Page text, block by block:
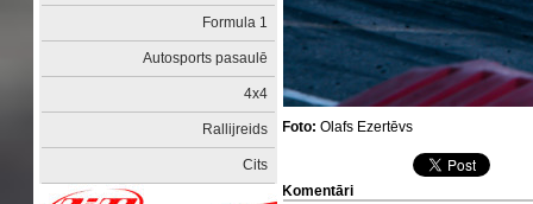
Formula 1
Autosports pasaulē
4x4
Rallijreids
Cits
Foto: Olafs Ezertēvs
Komentāri